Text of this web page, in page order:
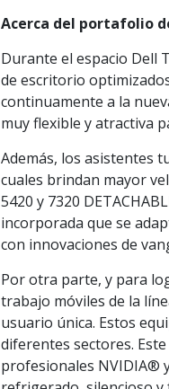
Acerca del portafolio
Durante el espacio Dell
de escritorio
continuamente a la
muy flexible y atractiva
Además, los asistentes
cuales brindan mayor
5420 y 7320
incorporada que se
con innovaciones de
Por otra parte, y para
trabajo móviles de la
usuario única. Estos
diferentes sectores.
profesionales NVIDIA®